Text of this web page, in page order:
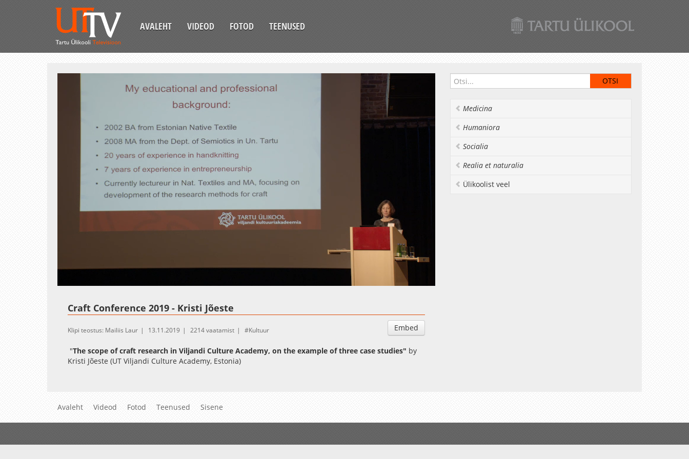
AVALEHT VIDEOD FOTOD TEENUSED
Craft Conference 2019 - Kristi Jõeste
Embed
Klipi teostus: Mailiis Laur 13.11.2019 2214 vaatamist Kultuur
"The scope of craft research in Viljandi Culture Academy, on the example of three case studies" by
Kristi Jõeste (UT Viljandi Culture Academy, Estonia)
Medicina
Humaniora
Socialia
Realia et naturalia
Ülikoolist veel
Avaleht Videod Fotod Teenused Sisene